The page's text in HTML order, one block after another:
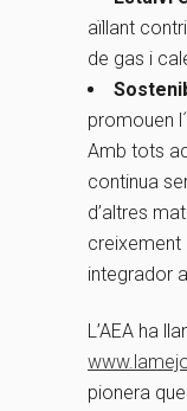
aïllant
de gas i
promouen
Amb tots
continua
d’altres
creixement
integrador
L’AEA ha
pionera